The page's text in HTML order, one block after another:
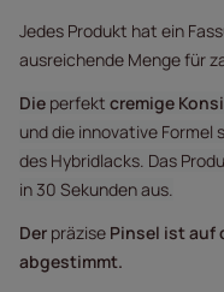
Jedes Produkt hat ein
ausreichende Menge für
Die perfekt cremige
und die innovative Formel
des Hybridlacks. Das
in 30 Sekunden aus.
Der präzise Pinsel ist auf
abgestimmt.